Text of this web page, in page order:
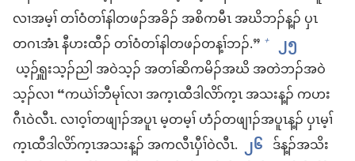
လၢ​အမ့ၢ် တၢ်ဝံ​တၢ်နါ​တဖၣ်​အခိၣ်​ အစိကမီၤ အဃိ​ဘၣ်​န့ၣ်​ ပှၤ​
တဂၤ​အံၤ နီ​ဟးထီၣ်​ တၢ်ဝံ​တၢ်နါ​တဖၣ်​တ​န့ၢ်ဘၣ်.” + ၂၅
ယ့ၣ်ၡူး​သ့ၣ်ညါ အဝဲသ့ၣ်​ အ​တၢ်​ဆိကမိၣ်​အဃိ အ​တဲ​ဘၣ်​အဝဲ
သ့ၣ်​လၢ “ကယဲၢ်​ဘီမုၢ်​လၢ အ​က့ၤ​ထီဒါ​လိာ်​က့ၤ အသး​န့ၣ်​ က​ဟး
ဂီၤ​ဝဲ​လီၤ. လၢ​ဝ့ၢ်​တ​ဖျၢၣ်​အ​ပူၤ မ့တမ့ၢ် ဟံၣ်​တ​ဖျၢၣ်​အ​ပူၤ​န့ၣ်​ ပှၤ​မ့ၢ်
က့ၤ​ထီဒါ​လိာ်​က့ၤ​အသး​န့ၣ်​ အ​က​လီၤပှီၢ်​ဝဲ​လီၤ. ၂၆ ဒ်​န့ၣ်​အသိး